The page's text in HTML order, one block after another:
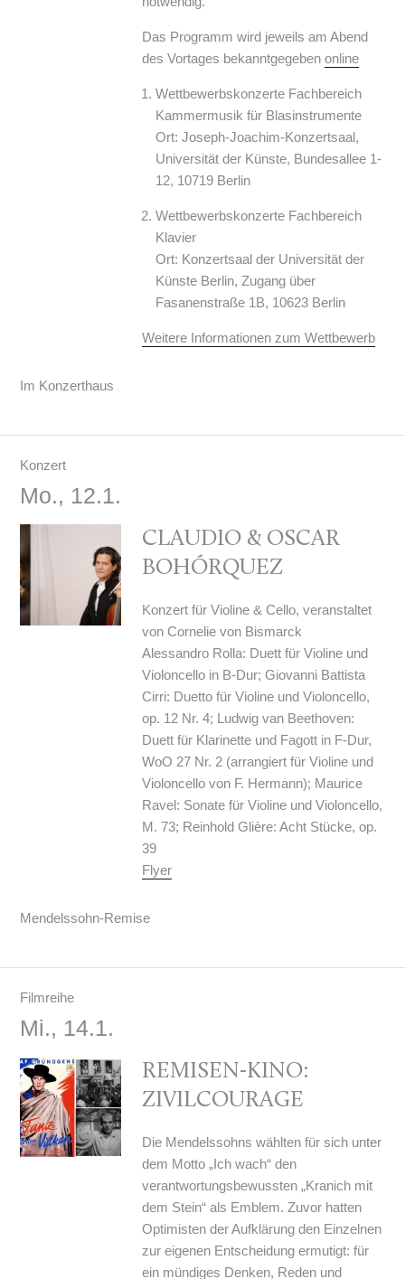
Das Programm wird jeweils am Abend
des Vortages bekanntgegeben online
Wettbewerbskonzerte Fachbereich
Kammermusik für Blasinstrumente
Ort: Joseph-Joachim-Konzertsaal,
Universität der Künste, Bundesallee 1-
12, 10719 Berlin
Wettbewerbskonzerte Fachbereich
Klavier
Ort: Konzertsaal der Universität der
Künste Berlin, Zugang über
Fasanenstraße 1B, 10623 Berlin
Weitere Informationen zum Wettbewerb
Im Konzerthaus
Konzert
Mo., 12.1.
CLAUDIO & OSCAR
BOHÓRQUEZ
Konzert für Violine & Cello, veranstaltet
von Cornelie von Bismarck
Alessandro Rolla: Duett für Violine und
Violoncello in B-Dur; Giovanni Battista
Cirri: Duetto für Violine und Violoncello,
op. 12 Nr. 4; Ludwig van Beethoven:
Duett für Klarinette und Fagott in F-Dur,
WoO 27 Nr. 2 (arrangiert für Violine und
Violoncello von F. Hermann); Maurice
Ravel: Sonate für Violine und Violoncello,
M. 73; Reinhold Glière: Acht Stücke, op.
39
Flyer
Mendelssohn-Remise
Filmreihe
Mi., 14.1.
REMISEN-KINO:
ZIVILCOURAGE
Die Mendelssohns wählten für sich unter
dem Motto „Ich wach“ den
verantwortungsbewussten „Kranich mit
dem Stein“ als Emblem. Zuvor hatten
Optimisten der Aufklärung den Einzelnen
zur eigenen Entscheidung ermutigt: für
ein mündiges Denken, Reden und